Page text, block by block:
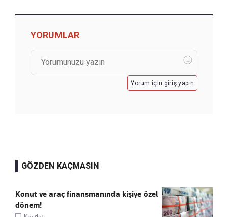
YORUMLAR
Yorum için giriş yapın
GÖZDEN KAÇMASIN
Konut ve araç finansmanında kişiye özel
dönem!